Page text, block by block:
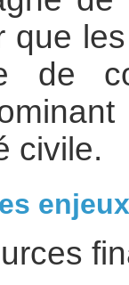
que
de
civile.
enjeux